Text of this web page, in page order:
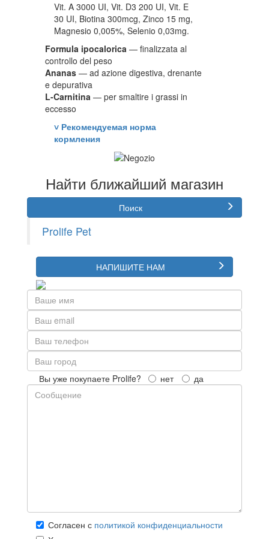
Vit. A 3000 UI, Vit. D3 200 UI, Vit. E
30 UI, Biotina 300mcg, Zinco 15 mg,
Magnesio 0,005%, Selenio 0,03mg.
Formula ipocalorica — finalizzata al
controllo del peso
Ananas — ad azione digestiva, drenante
e depurativa
L-Carnitina — per smaltire i grassi in
eccesso
˅ Рекомендуемая норма
кормления
Найти ближайший магазин
Поиск
Prolife Pet
НАПИШИТЕ НАМ
Вы уже покупаете Prolife? нет да
Согласен с политикой конфиденциальности